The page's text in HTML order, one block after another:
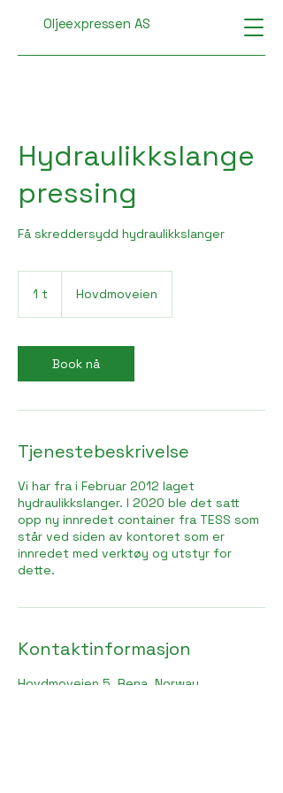
Oljeexpressen AS
Hydraulikkslange
pressing
Få skreddersydd hydraulikkslanger
1 t Hovdmoveien
Book nå
Tjenestebeskrivelse
Vi har fra i Februar 2012 laget
hydraulikkslanger. I 2020 ble det satt
opp ny innredet container fra TESS som
står ved siden av kontoret som er
innredet med verktøy og utstyr for
dette.
Kontaktinformasjon
Hovdmoveien 5, Rena, Norway